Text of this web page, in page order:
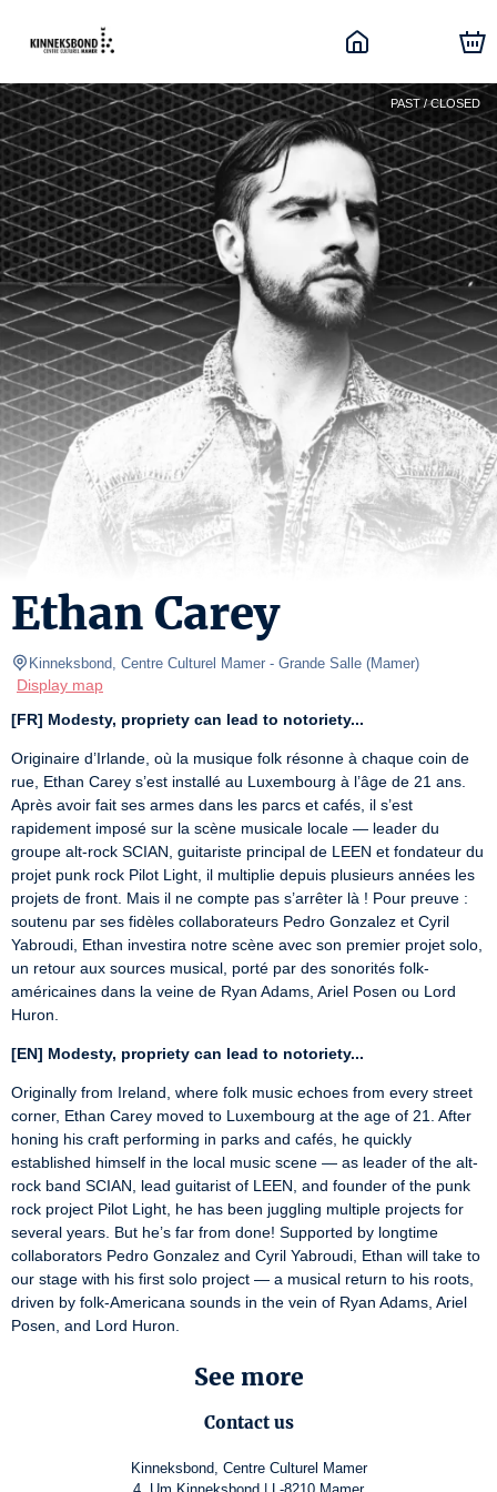
PAST / CLOSED
Ethan Carey
Kinneksbond, Centre Culturel Mamer - Grande Salle (Mamer)
Display map
[FR] Modesty, propriety can lead to notoriety...
Originaire d’Irlande, où la musique folk résonne à chaque coin de
rue, Ethan Carey s’est installé au Luxembourg à l’âge de 21 ans.
Après avoir fait ses armes dans les parcs et cafés, il s’est
rapidement imposé sur la scène musicale locale — leader du
groupe alt-rock SCIAN, guitariste principal de LEEN et fondateur du
projet punk rock Pilot Light, il multiplie depuis plusieurs années les
projets de front. Mais il ne compte pas s’arrêter là ! Pour preuve :
soutenu par ses fidèles collaborateurs Pedro Gonzalez et Cyril
Yabroudi, Ethan investira notre scène avec son premier projet solo,
un retour aux sources musical, porté par des sonorités folk-
américaines dans la veine de Ryan Adams, Ariel Posen ou Lord
Huron.
[EN] Modesty, propriety can lead to notoriety...
Originally from Ireland, where folk music echoes from every street
corner, Ethan Carey moved to Luxembourg at the age of 21. After
honing his craft performing in parks and cafés, he quickly
established himself in the local music scene — as leader of the alt-
rock band SCIAN, lead guitarist of LEEN, and founder of the punk
rock project Pilot Light, he has been juggling multiple projects for
several years. But he’s far from done! Supported by longtime
collaborators Pedro Gonzalez and Cyril Yabroudi, Ethan will take to
our stage with his first solo project — a musical return to his roots,
driven by folk-Americana sounds in the vein of Ryan Adams, Ariel
Posen, and Lord Huron.
See more
Contact us
Kinneksbond, Centre Culturel Mamer